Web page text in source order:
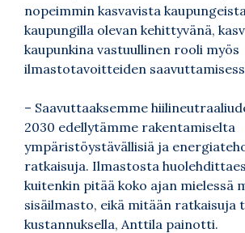
nopeimmin kasvavista
kaupungilla olevan kehittyvänä,
kaupunkina vastuullinen rooli myös
ilmastotavoitteiden
– Saavuttaaksemme
2030 edellytämme rakentamiselta
ympäristöystävällisiä ja
ratkaisuja. Ilmastosta
kuitenkin pitää koko ajan mielessä
sisäilmasto, eikä mitään ratkaisuja
kustannuksella, Anttila painotti.